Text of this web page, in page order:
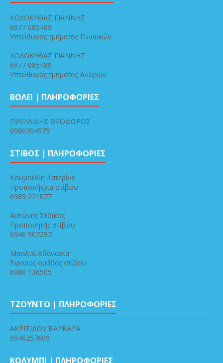
ΚΟΛΟΚΥΘΑΣ ΓΙΑΝΝΗΣ
6977 085489
Υπεύθυνος τμήματος Γυναικών
ΚΟΛΟΚΥΘΑΣ ΓΙΑΝΝΗΣ
6977 085489
Υπεύθυνος τμήματος Ανδρών
ΒΟΛΕΙ | ΠΛΗΡΟΦΟΡΙΕΣ
ΠΙΛΠΙΛΙΔΗΣ ΘΕΟΔΩΡΟΣ
6980304975
ΣΤΙΒΟΣ | ΠΛΗΡΟΦΟΡΙΕΣ
Κουμούδη Κατερίνα
Προπονήτρια στίβου
6989 221077
Αντώνης Στόϊκος
Προπονητής στίβου
6946 907297
Μπαλτά Αθανασία
Έφορος ομάδας στίβου
6980 136505
ΤΖΟΥΝΤΟ | ΠΛΗΡΟΦΟΡΙΕΣ
ΑΚΡΙΤΙΔΟΥ ΒΑΡΒΑΡΑ
6946257609
ΚΟΛΥΜΠΙ | ΠΛΗΡΟΦΟΡΙΕΣ